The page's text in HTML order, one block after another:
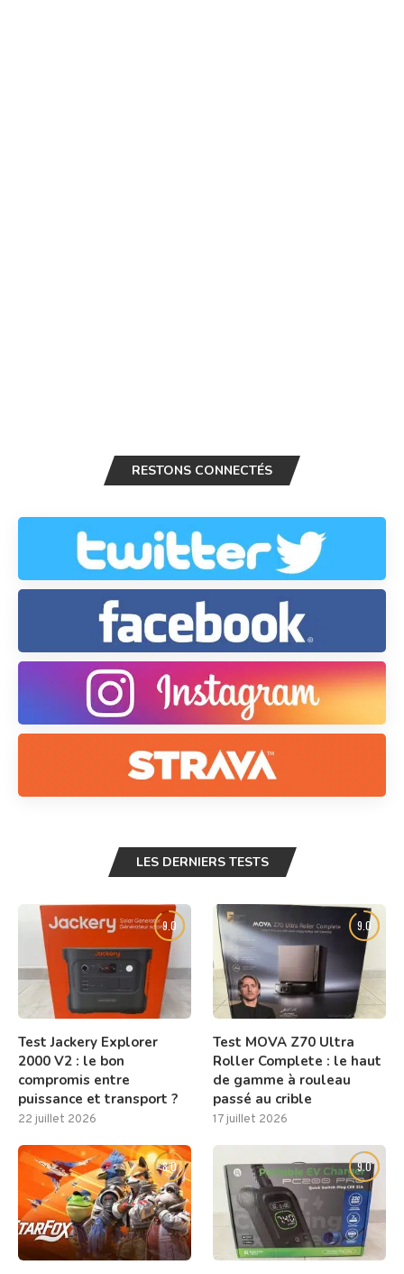
RESTONS CONNECTÉS
LES DERNIERS TESTS
9.0
Test Jackery Explorer
2000 V2 : le bon
compromis entre
puissance et transport ?
22 juillet 2026
9.0
Test MOVA Z70 Ultra
Roller Complete : le haut
de gamme à rouleau
passé au crible
17 juillet 2026
8.0 9.0